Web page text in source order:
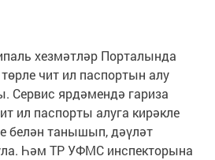
хезмәтләр Порталында
чит ил паспортын алу
Сервис ярдәмендә гариза
ил паспорты алуга кирәкле
белән танышып, дәүләт
Һәм ТР УФМС инспекторына